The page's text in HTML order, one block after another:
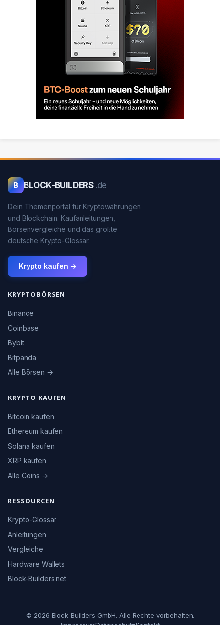
B BLOCK-BUILDERS .de
Dein Themenportal für Kryptowährungen
und Blockchain. Kaufanleitungen,
Börsenvergleiche und das größte
deutsche Krypto-Glossar.
Krypto kaufen →
KRYPTOBÖRSEN
Binance
Coinbase
Bybit
Bitpanda
Alle Börsen →
KRYPTO KAUFEN
Bitcoin kaufen
Ethereum kaufen
Solana kaufen
XRP kaufen
Alle Coins →
RESSOURCEN
Krypto-Glossar
Anleitungen
Vergleiche
Hardware Wallets
Block-Builders.net
© 2026 Block-Builders GmbH. Alle Rechte vorbehalten.